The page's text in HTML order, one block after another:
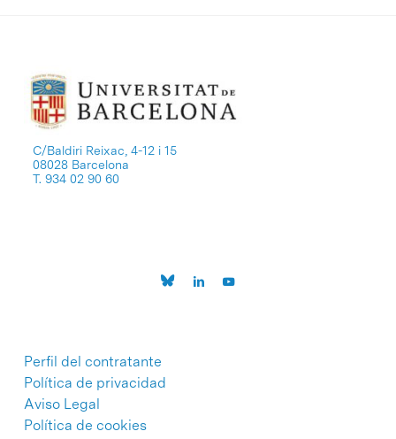
C/Baldiri Reixac, 4-12 i 15
08028 Barcelona
T. 934 02 90 60
Perfil del contratante
Política de privacidad
Aviso Legal
Política de cookies